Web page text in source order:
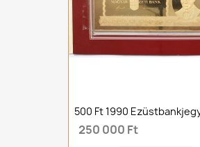
500 Ft 1990
250 000 Ft